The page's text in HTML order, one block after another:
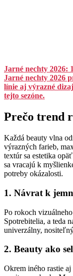
Jarné nechty 2026:
Jarné nechty 2026
línie aj výrazné
tejto sezóne.
Prečo trend
Každá beauty vlna
výrazných farieb,
textúr sa estetika
sa vracajú k
potreby okázalosti.
1. Návrat k
Po rokoch
Spotrebitelia, a teda
univerzálny,
2. Beauty ako
Okrem iného rastie